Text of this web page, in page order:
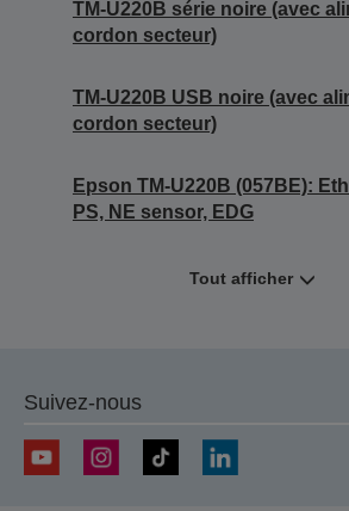
TM-U220B série noire (avec
cordon secteur)
TM-U220B USB noire (avec
cordon secteur)
Epson TM-U220B (057BE):
PS, NE sensor, EDG
Tout afficher
Suivez-nous